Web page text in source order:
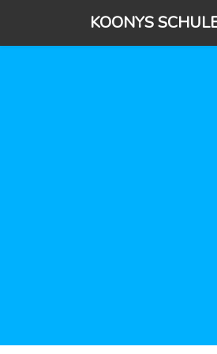
KOONYS